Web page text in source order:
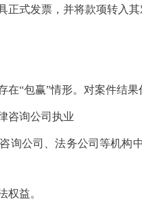
式发票，并将款项转入
“包赢”情形。对案件结
咨询公司执业
询公司、法务公司等机构
权益。